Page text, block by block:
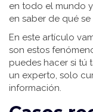
en todo el mundo
en saber de qué se
En este artículo
son estos
puedes hacer si tú
un experto, solo
información.